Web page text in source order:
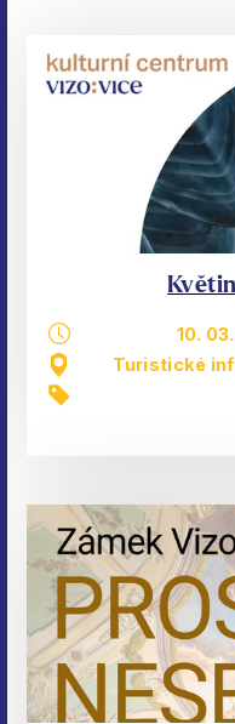
10.
Turistické